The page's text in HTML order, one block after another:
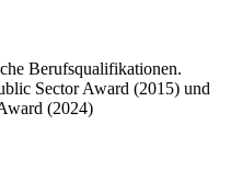
Berufsqualifikationen.
Sector Award (2015) und
(2024)